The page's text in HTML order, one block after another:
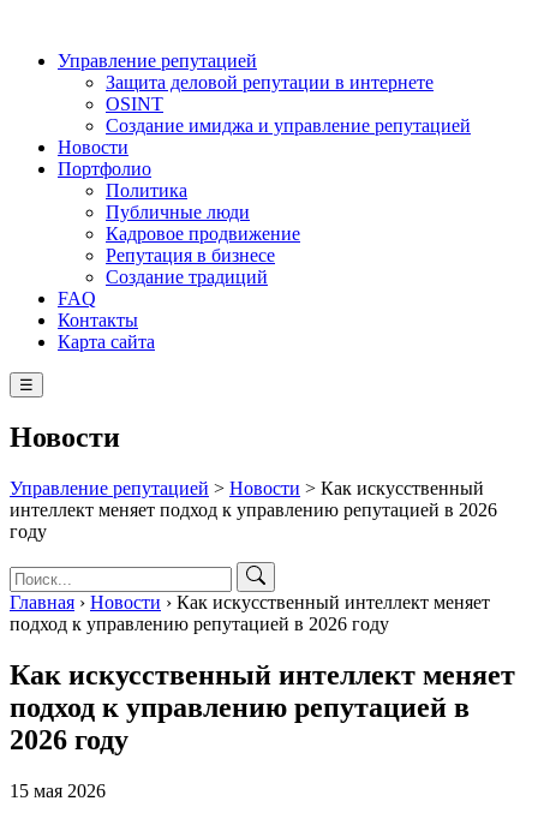
Управление репутацией
Защита деловой репутации в интернете
OSINT
Создание имиджа и управление репутацией
Новости
Портфолио
Политика
Публичные люди
Кадровое продвижение
Репутация в бизнесе
Создание традиций
FAQ
Контакты
Карта сайта
☰
Новости
Управление репутацией > Новости > Как искусственный
интеллект меняет подход к управлению репутацией в 2026
году
Главная › Новости › Как искусственный интеллект меняет
подход к управлению репутацией в 2026 году
Как искусственный интеллект меняет
подход к управлению репутацией в
2026 году
15 мая 2026